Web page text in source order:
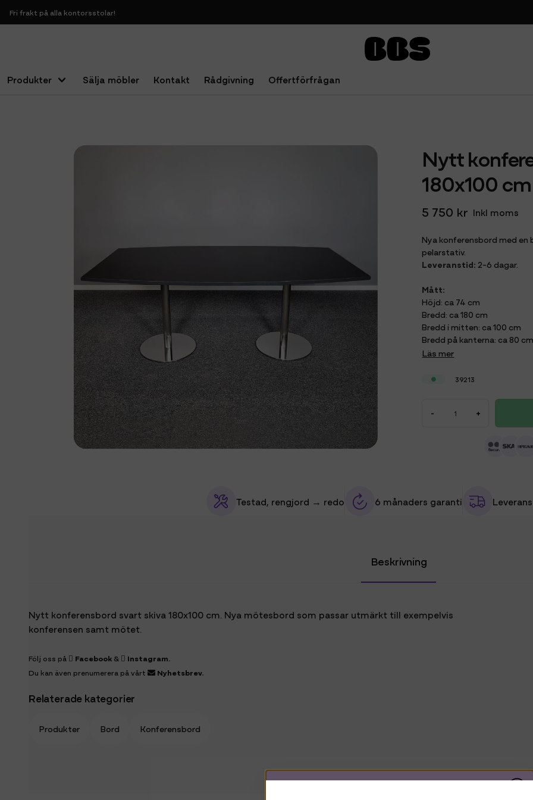
Fri frakt på alla kontorsstolar!
Produkter Sälja möbler Kontakt Rådgivning Offertförfrågan
Hem Bord Konferensbord Nytt konferensbord svart skiva 180x100 cm
Nytt
180x100 cm
5 750 kr Inkl moms
Nya konferensbord med
pelarstativ.
Leveranstid: 2-6 dagar.
Mått:
Höjd: ca 74 cm
Bredd: ca 180 cm
Bredd i mitten: ca 100 cm
Bredd på kanterna: ca 80
Läs mer
39213
- +
Testad, rengjord → redo 6 månaders garanti
Beskrivning
Nytt konferensbord svart skiva 180x100 cm. Nya mötesbord som passar utmärkt till exempelvis
konferensen samt mötet.
Följ oss på Facebook & Instagram.
Du kan även prenumerera på vårt
Nyhetsbrev.
Relaterade kategorier
Produkter Bord Konferensbord